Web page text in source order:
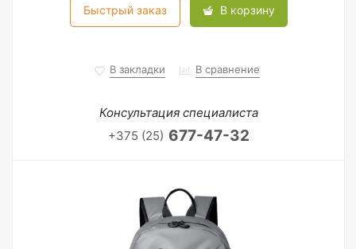
Быстрый заказ В корзину
В закладки В сравнение
Консультация специалиста
+375 (25) 677-47-32